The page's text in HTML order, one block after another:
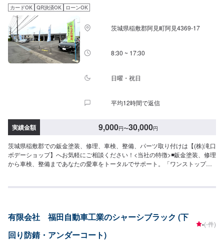
の身近な相談役」として、お困りの際はお気軽にご相談ください。【1】オフ
ァーにてお問い合わせ【2】お見積り【3】お見積りにご納得いただければ作
業開始【4】仕上がり次第納車-----納期について-----納期は通常1日～2日程度
で納車となります。(要相談)納期は前後する場合がございます。予めご了承く
ださい。-----代車について-----代車をご用意しています。お車の作業中は代車
をご利用ください。※代車の燃料代はお客様にご負担いただいております。---
--ご来店時の注意、受付方法-----お客様をお待たせしないために、お越しの際
停めください。受付はスタッフへ「メンテモで予約しました」とお伝えくだ
カードOK QR決済OK ローンOK
茨城県稲敷郡阿見町阿見4369-17
8:30 ~ 17:30
日曜・祝日
平均12時間で返信
実績金額 9,000円〜30,000円
茨城県稲敷郡での鈑金塗装、修理、車検、整備、パーツ取り付けは【(株)滝口
ボデーショップ】へお気軽にご相談ください！<当社の特徴>◾鈑金塗装、修理
から車検、整備まであなたの愛車をトータルでサポート。「ワンストップ」
んでもお問い合わせください。◾プロの熟練の技が納得の仕上がりをお約束。
質への絶対の自信。とにかく安心してお任せください。<ご希望と条件に応じ
たパーソナルメニューを提案！>「技術的なクオリティの提供はもちろん、お
客様目線での最善のメニューと車輌価値をできる限り下げない処理をいかに
有限会社 福田自動車工業のシャーシブラック (下
回り防錆・アンダーコート)
-(-件)